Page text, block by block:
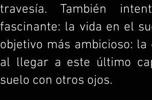
travesía. También
fascinante: la vida en el
objetivo más ambicioso:
al llegar a este último
suelo con otros ojos.